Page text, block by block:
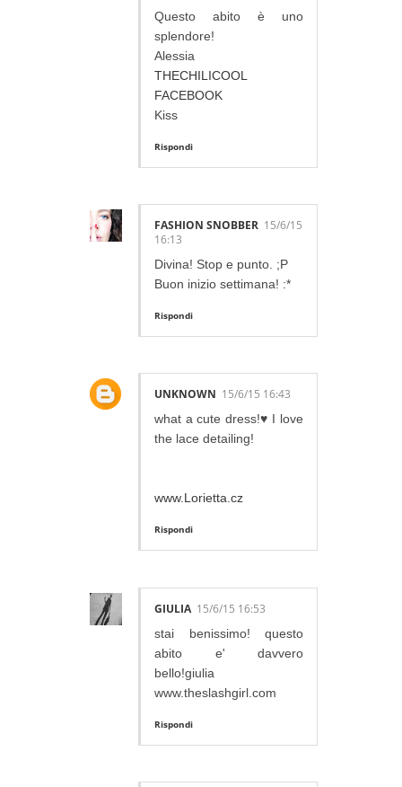
Questo abito è uno
splendore!
Alessia
THECHILICOOL
FACEBOOK
Kiss
Rispondi
FASHION SNOBBER 15/6/15
16:13
Divina! Stop e punto. ;P
Buon inizio settimana! :*
Rispondi
UNKNOWN 15/6/15 16:43
what a cute dress!♥ I love
the lace detailing!
www.Lorietta.cz
Rispondi
GIULIA 15/6/15 16:53
stai benissimo! questo
abito e' davvero
bello!giulia
www.theslashgirl.com
Rispondi